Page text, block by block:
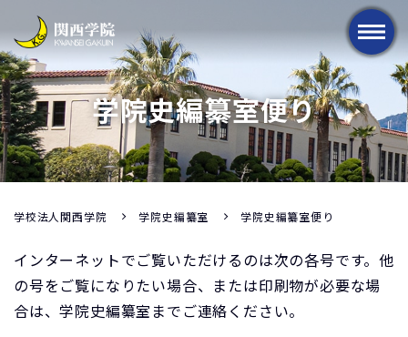
メニュー
学院史編纂室便り
学校法人関西学院 学院史編纂室 学院史編纂室便り
インターネットでご覧いただけるのは次の各号です。他
の号をご覧になりたい場合、または印刷物が必要な場
合は、学院史編纂室までご連絡ください。